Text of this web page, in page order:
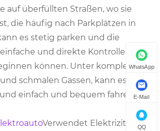
auf überfüllten Straßen, wo sie
die häufig nach Parkplätzen in
es stetig parken und die
und direkte Kontrolle und
können. Unter komplexen
schmalen Gassen, kann es
einfach und bequem fahren.
Verwendet Elektrizität als
WhatsApp
E-Mail
QQ